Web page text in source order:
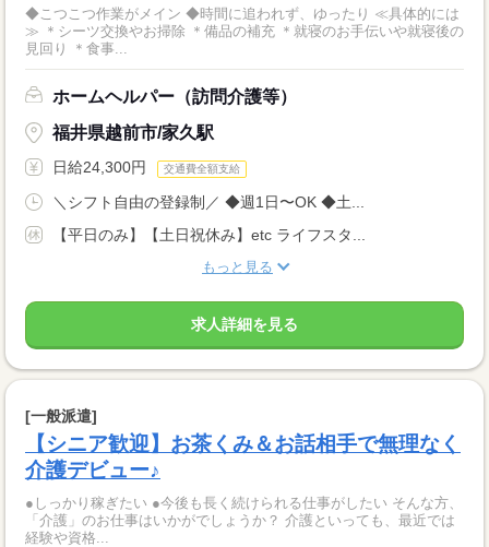
◆こつこつ作業がメイン ◆時間に追われず、ゆったり ≪具体的には
≫ ＊シーツ交換やお掃除 ＊備品の補充 ＊就寝のお手伝いや就寝後の
見回り ＊食事...
ホームヘルパー（訪問介護等）
福井県越前市/家久駅
日給24,300円 交通費全額支給
＼シフト自由の登録制／ ◆週1日〜OK ◆土...
【平日のみ】【土日祝休み】etc ライフスタ...
もっと見る
求人詳細を見る
[一般派遣]
【シニア歓迎】お茶くみ＆お話相手で無理なく
介護デビュー♪
●しっかり稼ぎたい ●今後も長く続けられる仕事がしたい そんな方、
「介護」のお仕事はいかがでしょうか？ 介護といっても、最近では
経験や資格...